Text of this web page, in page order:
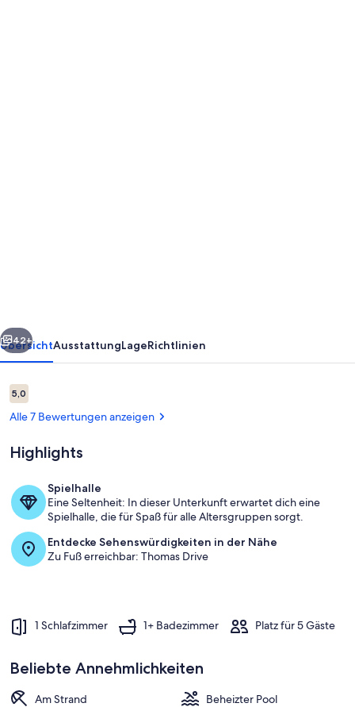
Bed,
1.5
Bath
**
2nd
floor
near
stairway
Pool
Weiter
42+
ÜbersichtAusstattungLageRichtlinien
Bewertungen
5,05,0 von 10.
Alle 7 Bewertungen anzeigen
Highlights
Spielhalle
Eine Seltenheit: In dieser Unterkunft erwartet dich eine
Spielhalle, die für Spaß für alle Altersgruppen sorgt.
Entdecke Sehenswürdigkeiten in der Nähe
Zu Fuß erreichbar: Thomas Drive
1 Schlafzimmer 1+ Badezimmer Platz für 5 Gäste
Beliebte Annehmlichkeiten
Am Strand
Beheizter Pool